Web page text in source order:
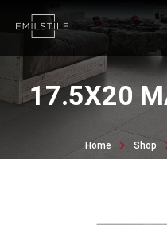
17.5X20
Home Shop